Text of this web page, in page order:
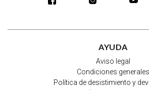
AYUDA
Aviso legal
Condiciones generales
Política de desistimiento y